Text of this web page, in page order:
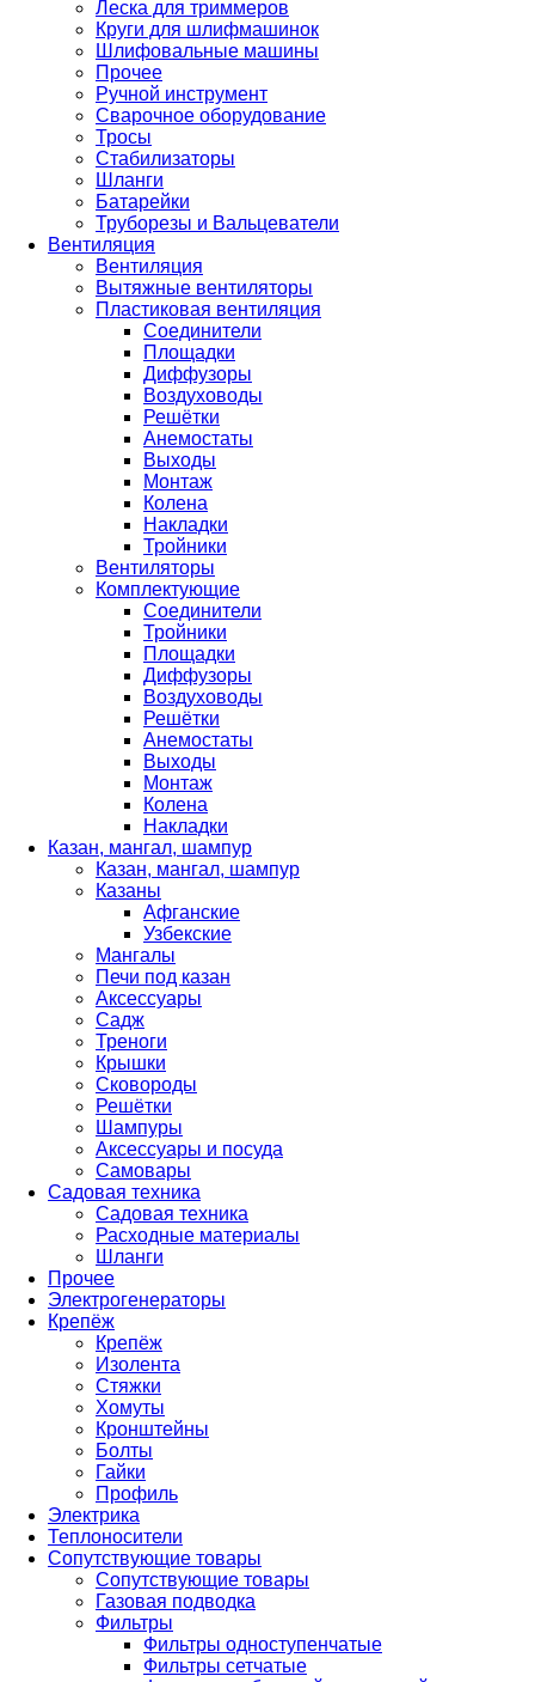
Леска для триммеров
Круги для шлифмашинок
Шлифовальные машины
Прочее
Ручной инструмент
Сварочное оборудование
Тросы
Стабилизаторы
Шланги
Батарейки
Труборезы и Вальцеватели
Вентиляция
Вентиляция
Вытяжные вентиляторы
Пластиковая вентиляция
Соединители
Площадки
Диффузоры
Воздуховоды
Решётки
Анемостаты
Выходы
Монтаж
Колена
Накладки
Тройники
Вентиляторы
Комплектующие
Соединители
Тройники
Площадки
Диффузоры
Воздуховоды
Решётки
Анемостаты
Выходы
Монтаж
Колена
Накладки
Казан, мангал, шампур
Казан, мангал, шампур
Казаны
Афганские
Узбекские
Мангалы
Печи под казан
Аксессуары
Садж
Треноги
Крышки
Сковороды
Решётки
Шампуры
Аксессуары и посуда
Самовары
Садовая техника
Садовая техника
Расходные материалы
Шланги
Прочее
Электрогенераторы
Крепёж
Крепёж
Изолента
Стяжки
Хомуты
Кронштейны
Болты
Гайки
Профиль
Электрика
Теплоносители
Сопутствующие товары
Сопутствующие товары
Газовая подводка
Фильтры
Фильтры одноступенчатые
Фильтры сетчатые